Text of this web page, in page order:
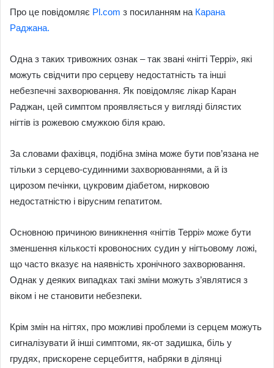
Про це повідомляє Рl.com з посиланням на Карана
Раджана.
Одна з таких тривожних ознак – так звані «нігті Террі», які
можуть свідчити про серцеву недостатність та інші
небезпечні захворювання. Як повідомляє лікар Каран
Раджан, цей симптом проявляється у вигляді білястих
нігтів із рожевою смужкою біля краю.
За словами фахівця, подібна зміна може бути пов’язана не
тільки з серцево-судинними захворюваннями, а й із
цирозом печінки, цукровим діабетом, нирковою
недостатністю і вірусним гепатитом.
Основною причиною виникнення «нігтів Террі» може бути
зменшення кількості кровоносних судин у нігтьовому ложі,
що часто вказує на наявність хронічного захворювання.
Однак у деяких випадках такі зміни можуть з’являтися з
віком і не становити небезпеки.
Крім змін на нігтях, про можливі проблеми із серцем можуть
сигналізувати й інші симптоми, як-от задишка, біль у
грудях, прискорене серцебиття, набряки в ділянці